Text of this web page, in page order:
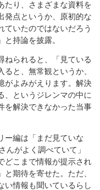
たり、さまざまな資料を
発点というか、原初的な
ていたのではないだろう
持論を披露。
られると、「見ている
と、無常観というか、
がよみがえります。解決
、というジレンマの中に
を解決できなかった当事
編は「まだ見ていな
んがよく調べていて」
どこまで情報が提示され
期待を寄せた。ただ、
い情報も聞いているらし